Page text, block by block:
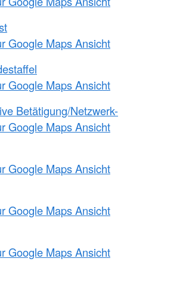
Google Maps Ansicht
Google Maps Ansicht
Betätigung/Netzwerk-
Google Maps Ansicht
Google Maps Ansicht
Google Maps Ansicht
Google Maps Ansicht